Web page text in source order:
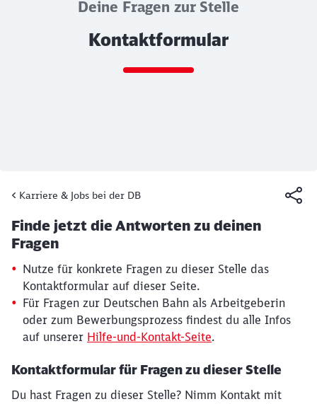
Deine Fragen zur Stelle
Kontaktformular
Ende des Sliders
Karriere & Jobs bei der DB
19. März 2026, 15:13 Uhr
Artikel:
Kontaktformular
Finde jetzt die Antworten zu deinen
Fragen
Nutze für konkrete Fragen zu dieser Stelle das
Kontaktformular auf dieser Seite.
Für Fragen zur Deutschen Bahn als Arbeitgeberin
oder zum Bewerbungsprozess findest du alle Infos
auf unserer Hilfe-und-Kontakt-Seite.
Kontaktformular für Fragen zu dieser Stelle
Du hast Fragen zu dieser Stelle? Nimm Kontakt mit